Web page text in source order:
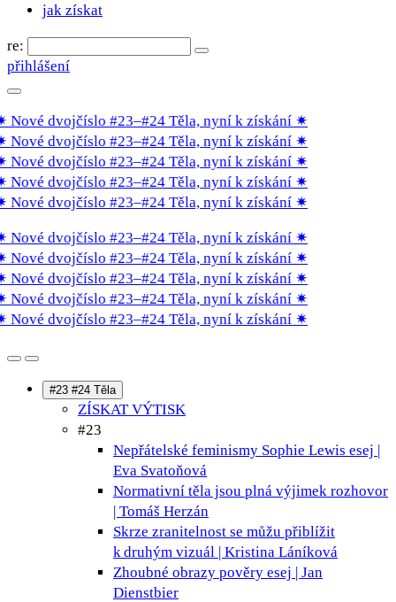
jak získat
re:
přihlášení
dvojčíslo #23–#24 Těla, nyní k získání✷
dvojčíslo #23–#24 Těla, nyní k získání✷
dvojčíslo #23–#24 Těla, nyní k získání✷
dvojčíslo #23–#24 Těla, nyní k získání✷
dvojčíslo #23–#24 Těla, nyní k získání✷
dvojčíslo #23–#24 Těla, nyní k získání✷
dvojčíslo #23–#24 Těla, nyní k získání✷
dvojčíslo #23–#24 Těla, nyní k získání✷
dvojčíslo #23–#24 Těla, nyní k získání✷
dvojčíslo #23–#24 Těla, nyní k získání✷
#23 #24 Těla
ZÍSKAT VÝTISK
#23
Nepřátelské feminismy Sophie Lewis esej |
Eva Svatoňová
Normativní těla jsou plná výjimek rozhovor
| Tomáš Herzán
Skrze zranitelnost se můžu přiblížit
k druhým vizuál | Kristina Láníková
Zhoubné obrazy pověry esej | Jan
Dienstbier